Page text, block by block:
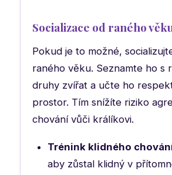
Socializace od raného
Pokud je to možné,
raného věku. Seznamte ho s
druhy zvířat a učte ho
prostor. Tím snížíte riziko
chování vůči králíkovi.
Trénink klidného
aby zůstal klidný v